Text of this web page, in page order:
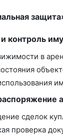
контроль
в
сделок
проверка